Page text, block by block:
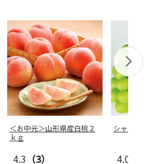
＜お中元＞山形県産白桃２
ｋｇ
4.3 （3）
シャインマ
4.0